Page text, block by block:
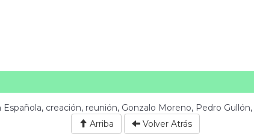
creación, reunión, Gonzalo Moreno, Pedro
Arriba
Volver Atrás